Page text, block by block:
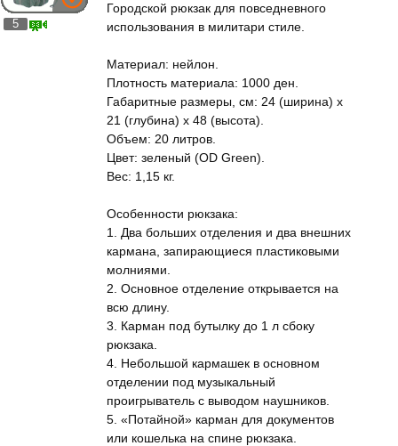
5
Городской рюкзак для повседневного
использования в милитари стиле.
Материал: нейлон.
Плотность материала: 1000 ден.
Габаритные размеры, см: 24 (ширина) x
21 (глубина) x 48 (высота).
Объем: 20 литров.
Цвет: зеленый (OD Green).
Вес: 1,15 кг.
Особенности рюкзака:
1. Два больших отделения и два внешних
кармана, запирающиеся пластиковыми
молниями.
2. Основное отделение открывается на
всю длину.
3. Карман под бутылку до 1 л сбоку
рюкзака.
4. Небольшой кармашек в основном
отделении под музыкальный
проигрыватель с выводом наушников.
5. «Потайной» карман для документов
или кошелька на спине рюкзака.